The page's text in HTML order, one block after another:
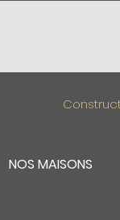
NOS MAISONS